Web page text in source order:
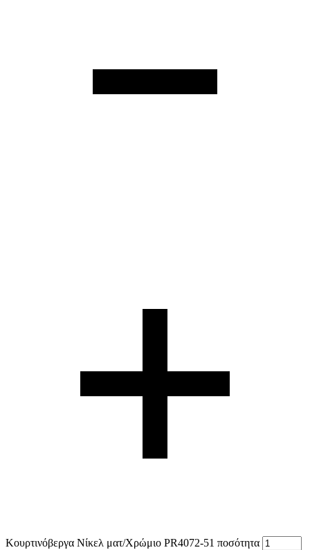
Κουρτινόβεργα Νίκελ ματ/Χρώμιο PR4072-51 ποσότητα